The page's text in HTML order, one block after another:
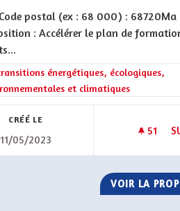
postal (ex : 68 000) : 68720Ma
: Accélérer le plan de
les résultats de la catégorie : Les
énergétiques, écologiques,
et climatiques
CRÉÉ LE
11/05/2023
51
VOIR LA